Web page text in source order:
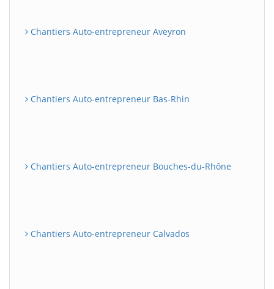
Chantiers Auto-entrepreneur Aveyron
Chantiers Auto-entrepreneur Bas-Rhin
Chantiers Auto-entrepreneur Bouches-du-Rhône
Chantiers Auto-entrepreneur Calvados